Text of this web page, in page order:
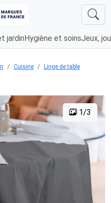
jardin Hygiène et soinsJeux,
Cuisine
Linge de table
1/3